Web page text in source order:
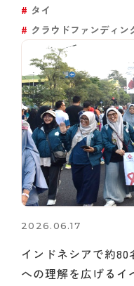
タイ
クラウドファンディン
2026.06.17
インドネシアで約80
への理解を広げるイ